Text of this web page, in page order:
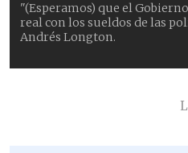
"(Esperamos) que el
real con los sueldos de las
Andrés Longton.